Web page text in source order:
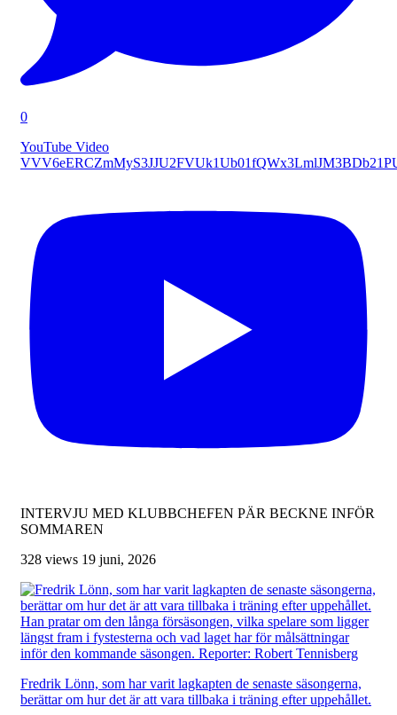
0
YouTube Video
INTERVJU MED KLUBBCHEFEN PÄR BECKNE INFÖR
SOMMAREN
328 views 19 juni, 2026
Fredrik Lönn, som har varit lagkapten de senaste säsongerna,
berättar om hur det är att vara tillbaka i träning efter uppehållet.